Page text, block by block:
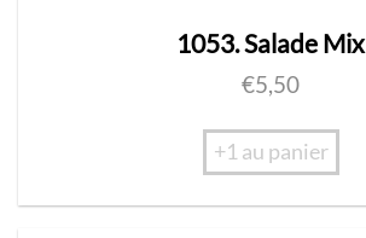
1053. Salade Mix
€5,50
+1 au panier